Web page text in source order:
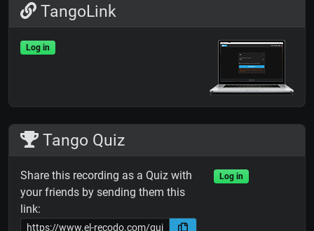
TangoLink
Log in
Tango Quiz
Share this recording as a Quiz with
your friends by sending them this
link:
Log in